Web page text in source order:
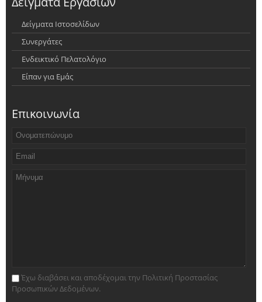
Δείγματα Ιστοσελίδων
Συνεργάτες
Ενδεικτικό Πελατολόγιο
Είπαν για Εμάς
Επικοινωνία
Έχω διαβάσει και αποδέχομαι την Πολιτική Προστασίας
Προσωπικών Δεδομένων.